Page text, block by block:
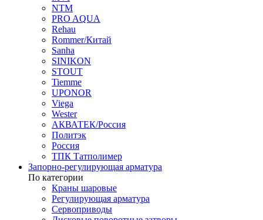
NTM
PRO AQUA
Rehau
Rommer/Китай
Sanha
SINIKON
STOUT
Tiemme
UPONOR
Viega
Wester
АКВАТЕК/Россия
Политэк
Россия
ТПК Татполимер
Запорно-регулирующая арматура
По категории
Краны шаровые
Регулирующая арматура
Сервоприводы